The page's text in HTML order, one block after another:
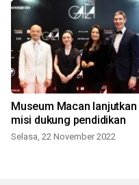
Museum Macan lanjutkan
misi dukung pendidikan
Selasa, 22 November 2022